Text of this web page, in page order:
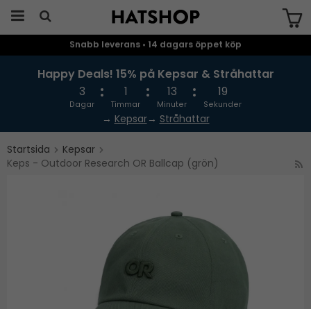
Snabb leverans • 14 dagars öppet köp
Happy Deals! 15% på Kepsar & Stråhattar
3
Dagar
1
Timmar
13
Minuter
19
Sekunder
→ Kepsar→ Stråhattar
Startsida
Kepsar
Keps - Outdoor Research OR Ballcap (grön)